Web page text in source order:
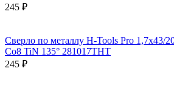
245 ₽
Сверло по металлу H-Tools Pro 1,7x43/
Co8 TiN 135° 281017THT
245 ₽